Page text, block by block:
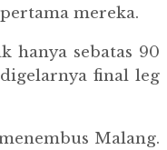
mereka.
hanya sebatas 90
final leg
Malang.